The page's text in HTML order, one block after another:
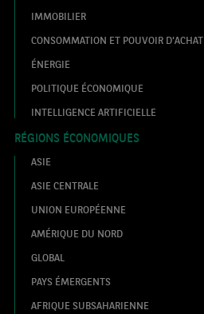
IMMOBILIER
CONSOMMATION ET POUVOIR D'ACHAT
ÉNERGIE
POLITIQUE ÉCONOMIQUE
INTELLIGENCE ARTIFICIELLE
RÉGIONS ÉCONOMIQUES
ASIE
ASIE CENTRALE
UNION EUROPÉENNE
AMÉRIQUE DU NORD
GLOBAL
PAYS ÉMERGENTS
AFRIQUE SUBSAHARIENNE